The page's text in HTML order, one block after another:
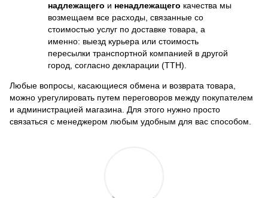
надлежащего и ненадлежащего качества мы
возмещаем все расходы, связанные со
стоимостью услуг по доставке товара, а
именно: выезд курьера или стоимость
пересылки транспортной компанией в другой
город, согласно декларации (ТТН).
Любые вопросы, касающиеся обмена и возврата товара,
можно урегулировать путем переговоров между покупателем
и администрацией магазина. Для этого нужно просто
связаться с менеджером любым удобным для вас способом.